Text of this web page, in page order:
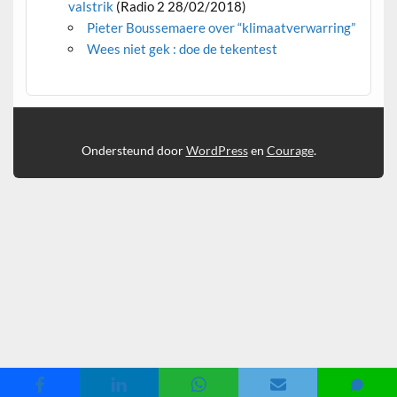
valstrik (Radio 2 28/02/2018)
Pieter Boussemaere over “klimaatverwarring”
Wees niet gek : doe de tekentest
Ondersteund doorWordPressen Courage.